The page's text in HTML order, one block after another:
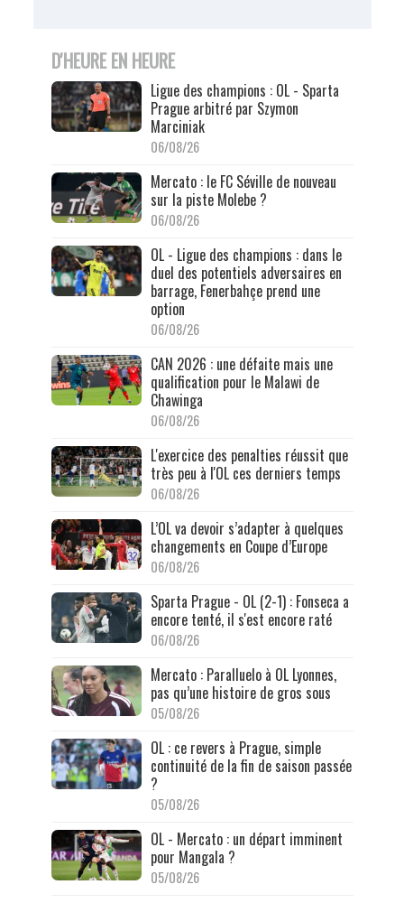
D'HEURE EN HEURE
Ligue des champions : OL - Sparta
Prague arbitré par Szymon
Marciniak
06/08/26
Mercato : le FC Séville de nouveau
sur la piste Molebe ?
06/08/26
OL - Ligue des champions : dans le
duel des potentiels adversaires en
barrage, Fenerbahçe prend une
option
06/08/26
CAN 2026 : une défaite mais une
qualification pour le Malawi de
Chawinga
06/08/26
L'exercice des penalties réussit que
très peu à l'OL ces derniers temps
06/08/26
L’OL va devoir s’adapter à quelques
changements en Coupe d’Europe
06/08/26
Sparta Prague - OL (2-1) : Fonseca a
encore tenté, il s'est encore raté
06/08/26
Mercato : Paralluelo à OL Lyonnes,
pas qu’une histoire de gros sous
05/08/26
OL : ce revers à Prague, simple
continuité de la fin de saison passée
?
05/08/26
OL - Mercato : un départ imminent
pour Mangala ?
05/08/26